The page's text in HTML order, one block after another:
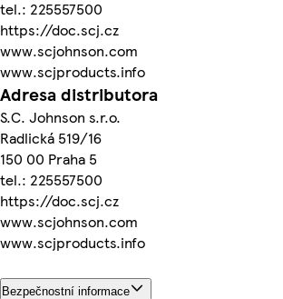
tel.: 225557500
https://doc.scj.cz
www.scjohnson.com
www.scjproducts.info
Adresa distributora
S.C. Johnson s.r.o.
Radlická 519/16
150 00 Praha 5
tel.: 225557500
https://doc.scj.cz
www.scjohnson.com
www.scjproducts.info
Bezpečnostní informace